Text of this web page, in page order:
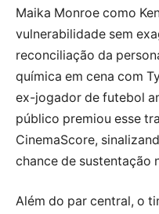
Maika Monroe como
vulnerabilidade sem
reconciliação da
química em cena com
ex-jogador de futebol
público premiou esse
CinemaScore,
chance de sustentação
Além do par central, o